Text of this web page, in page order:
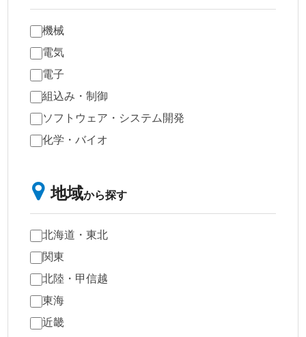
機械
電気
電子
組込み・制御
ソフトウェア・システム開発
化学・バイオ
地域から探す
北海道・東北
関東
北陸・甲信越
東海
近畿